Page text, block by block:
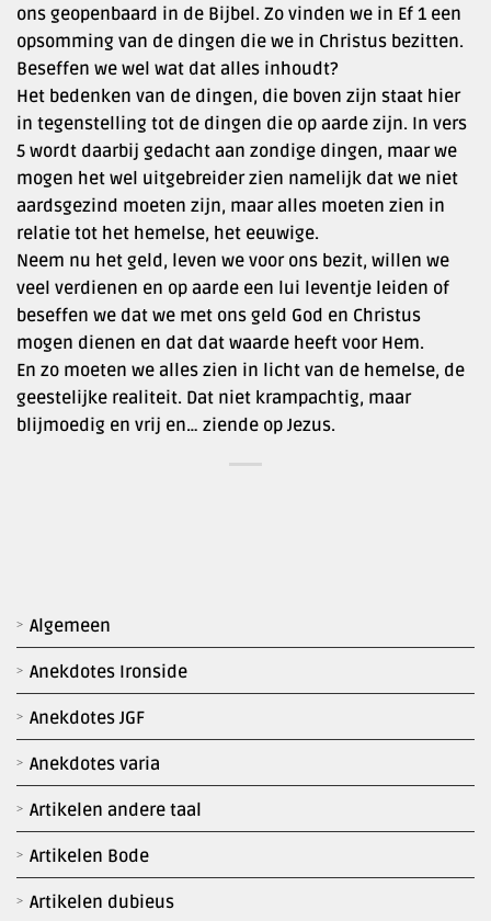
Algemeen
Anekdotes Ironside
Anekdotes JGF
Anekdotes varia
Artikelen andere taal
Artikelen Bode
Artikelen dubieus
ons geopenbaard in de Bijbel. Zo vinden we in Ef 1 een
opsomming van de dingen die we in Christus bezitten.
Beseffen we wel wat dat alles inhoudt?
Het bedenken van de dingen, die boven zijn staat hier
in tegenstelling tot de dingen die op aarde zijn. In vers
5 wordt daarbij gedacht aan zondige dingen, maar we
mogen het wel uitgebreider zien namelijk dat we niet
aardsgezind moeten zijn, maar alles moeten zien in
relatie tot het hemelse, het eeuwige.
Neem nu het geld, leven we voor ons bezit, willen we
veel verdienen en op aarde een lui leventje leiden of
beseffen we dat we met ons geld God en Christus
mogen dienen en dat dat waarde heeft voor Hem.
En zo moeten we alles zien in licht van de hemelse, de
geestelijke realiteit. Dat niet krampachtig, maar
blijmoedig en vrij en… ziende op Jezus.